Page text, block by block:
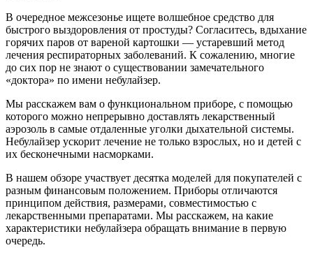
В очередное межсезонье ищете волшебное средство для
быстрого выздоровления от простуды? Согласитесь, вдыхание
горячих паров от вареной картошки — устаревший метод
лечения респираторных заболеваний. К сожалению, многие
до сих пор не знают о существовании замечательного
«доктора» по имени небулайзер.
Мы расскажем вам о функциональном приборе, с помощью
которого можно непрерывно доставлять лекарственный
аэрозоль в самые отдаленные уголки дыхательной системы.
Небулайзер ускорит лечение не только взрослых, но и детей с
их бесконечными насморками.
В нашем обзоре участвует десятка моделей для покупателей с
разным финансовым положением. Приборы отличаются
принципом действия, размерами, совместимостью с
лекарственными препаратами. Мы расскажем, на какие
характеристики небулайзера обращать внимание в первую
очередь.